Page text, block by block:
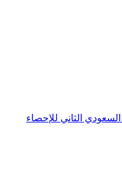
السعودي الثاني للإحصاء